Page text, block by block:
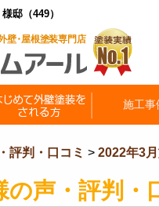
邸（449）
評判・口コミ > 2022年3
の声・評判・